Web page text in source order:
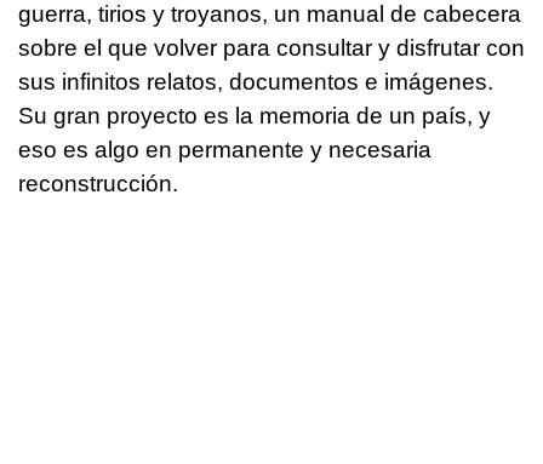
guerra, tirios y troyanos, un manual de cabecera
sobre el que volver para consultar y disfrutar con
sus infinitos relatos, documentos e imágenes.
Su gran proyecto es la memoria de un país, y
eso es algo en permanente y necesaria
reconstrucción.